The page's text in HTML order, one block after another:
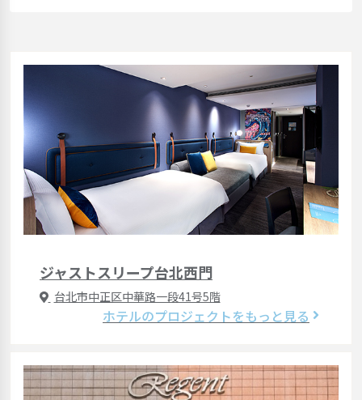
ジャストスリープ台北西門
台北市中正区中華路一段41号5階
ホテルのプロジェクトをもっと見る